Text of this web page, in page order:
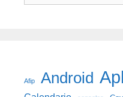
Afip Android